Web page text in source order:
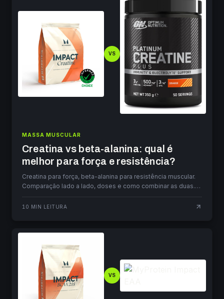
VS
MASSA MUSCULAR
Creatina vs beta-alanina: qual é
melhor para força e resistência?
Creatina para força, beta-alanina para resistência muscular.
Comparação lado a lado, doses e como combinar as duas.
10 MIN LEITURA
VS